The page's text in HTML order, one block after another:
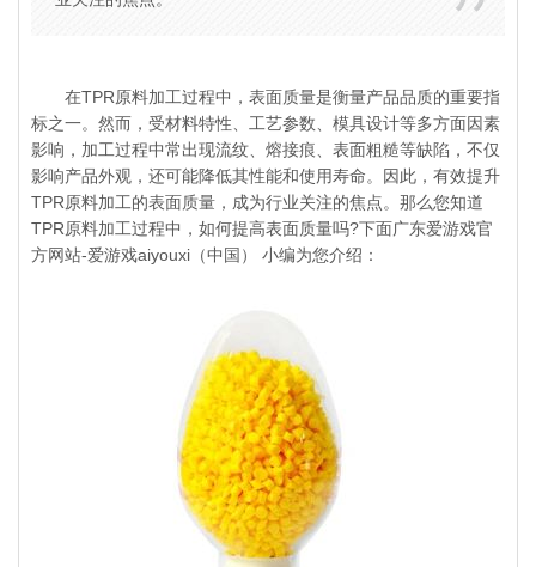
在TPR原料加工过程中，表面质量是衡量产品品质的重要指
标之一。然而，受材料特性、工艺参数、模具设计等多方面因素
影响，加工过程中常出现流纹、熔接痕、表面粗糙等缺陷，不仅
影响产品外观，还可能降低其性能和使用寿命。因此，有效提升
TPR原料加工的表面质量，成为行业关注的焦点。那么您知道
TPR原料加工过程中，如何提高表面质量吗?下面广东爱游戏官
方网站-爱游戏aiyouxi（中国） 小编为您介绍：